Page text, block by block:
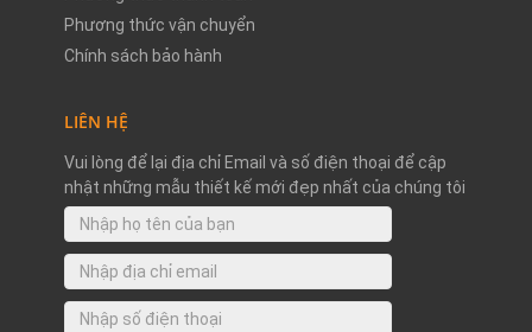
Phương thức vận chuyển
Chính sách bảo hành
LIÊN HỆ
Vui lòng để lại địa chỉ Email và số điện thoại để cập
nhật những mẫu thiết kế mới đẹp nhất của chúng tôi